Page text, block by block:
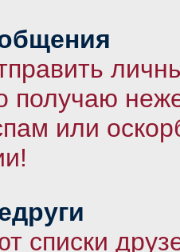
получаю
или
списки